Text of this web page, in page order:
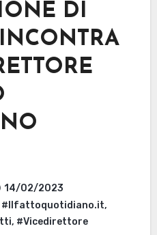
DI
14/02/2023
#Ilfattoquotidiano.it,
, #Vicedirettore